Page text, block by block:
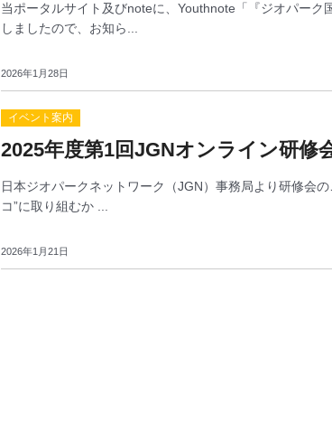
当ポータルサイト及びnoteに、Youthnote「『ジオパー
しましたので、お知ら...
2026年1月28日
イベント案内
2025年度第1回JGNオンライン研修
日本ジオパークネットワーク（JGN）事務局より研修会
コ”に取り組むか ...
2026年1月21日